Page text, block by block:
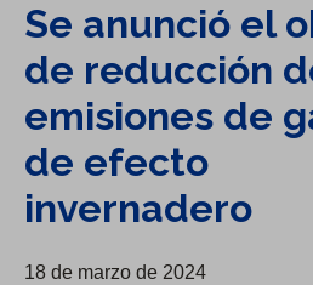
Se anunció el
de reducción
emisiones de
de efecto
invernadero
18 de marzo de 2024